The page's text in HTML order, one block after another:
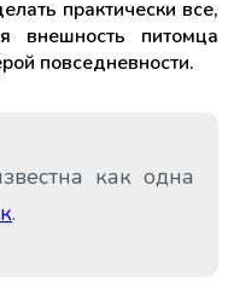
практически все,
питомца
повседневности.
как одна
.